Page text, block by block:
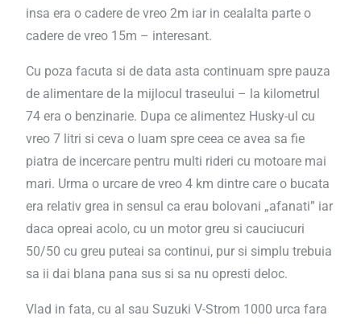
insa era o cadere de vreo 2m iar in cealalta parte o
cadere de vreo 15m – interesant.
Cu poza facuta si de data asta continuam spre pauza
de alimentare de la mijlocul traseului – la kilometrul
74 era o benzinarie. Dupa ce alimentez Husky-ul cu
vreo 7 litri si ceva o luam spre ceea ce avea sa fie
piatra de incercare pentru multi rideri cu motoare mai
mari. Urma o urcare de vreo 4 km dintre care o bucata
era relativ grea in sensul ca erau bolovani „afanati” iar
daca opreai acolo, cu un motor greu si cauciucuri
50/50 cu greu puteai sa continui, pur si simplu trebuia
sa ii dai blana pana sus si sa nu opresti deloc.
Vlad in fata, cu al sau Suzuki V-Strom 1000 urca fara